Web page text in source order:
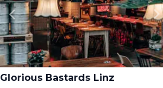
Glorious Bastards Linz